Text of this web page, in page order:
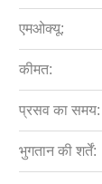
एमओक्यू:
कीमत:
प्रसव का समय:
भुगतान की शर्तें: